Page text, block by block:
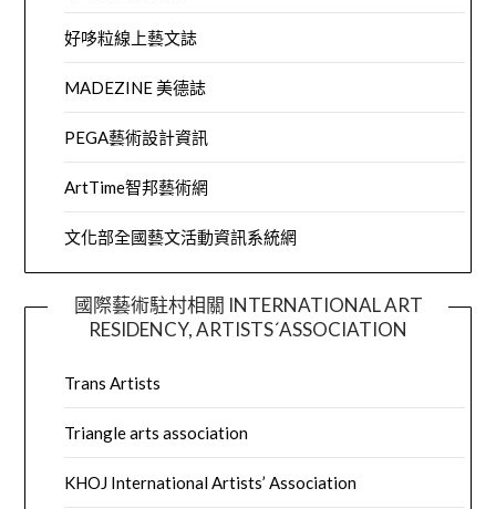
好哆粒線上藝文誌
MADEZINE 美德誌
PEGA藝術設計資訊
ArtTime智邦藝術網
文化部全國藝文活動資訊系統網
國際藝術駐村相關 INTERNATIONAL ART
RESIDENCY, ARTISTS´ASSOCIATION
Trans Artists
Triangle arts association
KHOJ International Artists’ Association